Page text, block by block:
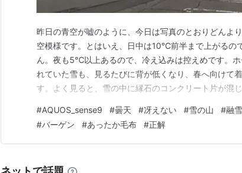
昨日の青空が嘘のように、今日は写真のとおりどんよ
空模様です。とはいえ、日中は10℃前半まで上がるの
ん。夜も5℃以上あるので、冷え込みは控えめです。
れていた雪も、見るたびに背が低くなり、春へ向けて
す。よく見ると、雪の中に縁石のコンクリート片が混
ね。豪雪地帯の除雪は本当に丁寧で、やっぱり経験値
衣料品店に寄ったついでに、つい衝動買いをしてしま
#AQUOS_sense9 #曇天 #冴えない #雪の山 #融雪
#バーゲン #あったか毛布 #正解